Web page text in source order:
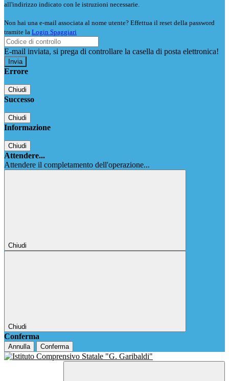
all'indirizzo indicato con le istruzioni necessarie.
Non hai una e-mail associata al nome utente? Effettua il reset della password
tramite la Login Spaggiari
E-mail inviata, si prega di controllare la casella di posta elettronica!
Errore
Chiudi
Successo
Chiudi
Informazione
Chiudi
Attendere...
Attendere il completamento dell'operazione...
Chiudi
Chiudi
Conferma
Annulla Conferma